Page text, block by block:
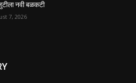
नवी बळकटी
7, 2026